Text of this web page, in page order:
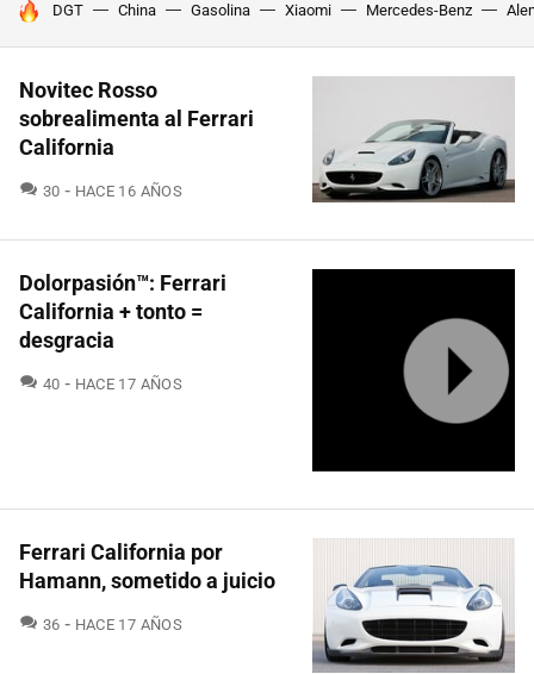
HOY SE HABLA DE
DGT China Gasolina Xiaomi Mercedes-Benz
Novitec Rosso
sobrealimenta al Ferrari
California
30 COMENTARIOS
HACE 16 AÑOS
Dolorpasión™: Ferrari
California + tonto =
desgracia
40 COMENTARIOS
HACE 17 AÑOS
Ferrari California por
Hamann, sometido a juicio
36 COMENTARIOS
HACE 17 AÑOS